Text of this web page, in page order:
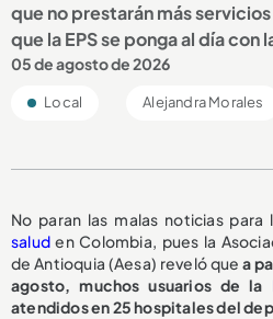
que no prestarán más
que la EPS se ponga al día con
05 de agosto de 2026
Local Alejandra Morales
No paran las malas noticias
salud en Colombia, pues la
de Antioquia (Aesa) reveló quea
agosto, muchos usuarios de la
atendidos en 25 hospitales del